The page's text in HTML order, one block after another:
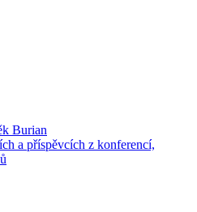
Burian
a příspěvcích z konferencí,